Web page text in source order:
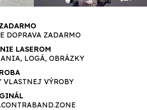
DOPRAVA ZADARMO
LASEROM
LOGÁ, OBRÁZKY
VLASTNEJ VÝROBY